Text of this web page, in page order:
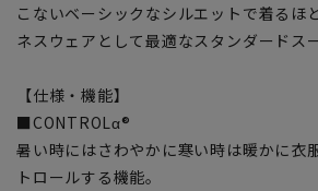
こないベーシックなシルエットで着るほ
ネスウェアとして最適なスタンダードス
【仕様・機能】
■CONTROLα®
暑い時にはさわやかに寒い時は暖かに衣
トロールする機能。